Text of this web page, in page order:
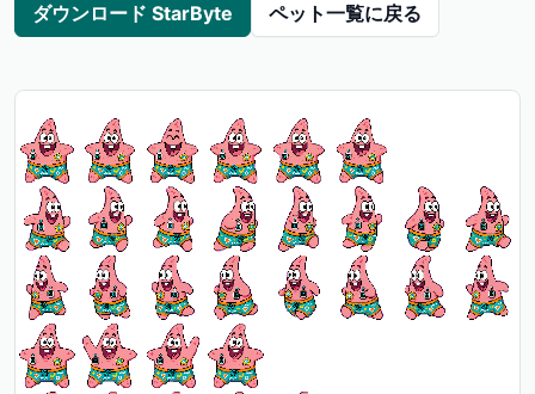
ダウンロード StarByte ペット一覧に戻る